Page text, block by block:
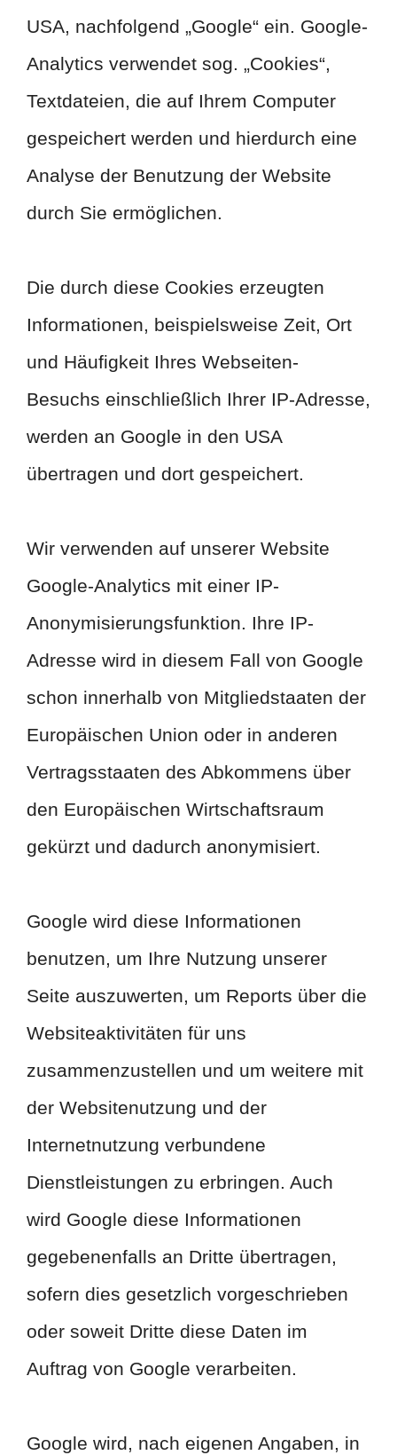
USA, nachfolgend „Google“ ein. Google-
Analytics verwendet sog. „Cookies“,
Textdateien, die auf Ihrem Computer
gespeichert werden und hierdurch eine
Analyse der Benutzung der Website
durch Sie ermöglichen.
Die durch diese Cookies erzeugten
Informationen, beispielsweise Zeit, Ort
und Häufigkeit Ihres Webseiten-
Besuchs einschließlich Ihrer IP-Adresse,
werden an Google in den USA
übertragen und dort gespeichert.
Wir verwenden auf unserer Website
Google-Analytics mit einer IP-
Anonymisierungsfunktion. Ihre IP-
Adresse wird in diesem Fall von Google
schon innerhalb von Mitgliedstaaten der
Europäischen Union oder in anderen
Vertragsstaaten des Abkommens über
den Europäischen Wirtschaftsraum
gekürzt und dadurch anonymisiert.
Google wird diese Informationen
benutzen, um Ihre Nutzung unserer
Seite auszuwerten, um Reports über die
Websiteaktivitäten für uns
zusammenzustellen und um weitere mit
der Websitenutzung und der
Internetnutzung verbundene
Dienstleistungen zu erbringen. Auch
wird Google diese Informationen
gegebenenfalls an Dritte übertragen,
sofern dies gesetzlich vorgeschrieben
oder soweit Dritte diese Daten im
Auftrag von Google verarbeiten.
Google wird, nach eigenen Angaben, in